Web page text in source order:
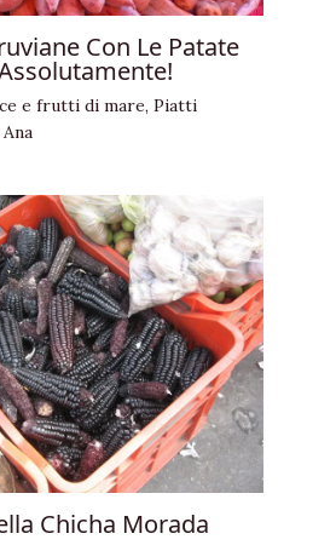
Con Le Patate
e frutti di mare, Piatti
Ana
Chicha Morada